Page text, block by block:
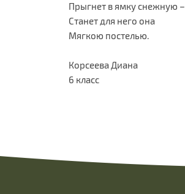
Прыгнет в ямку снежную –
Станет для него она
Мягкою постелью.
Корсеева Диана
6 класс